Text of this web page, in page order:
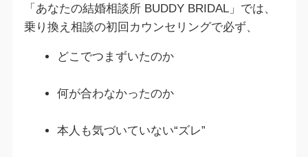
「あなたの結婚相談所 BUDDY BRIDAL」では、
乗り換え相談の初回カウンセリングで必ず、
どこでつまずいたのか
何が合わなかったのか
本人も気づいていない“ズレ”